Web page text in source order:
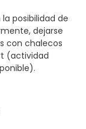
la posibilidad de
dejarse
con chalecos
(actividad